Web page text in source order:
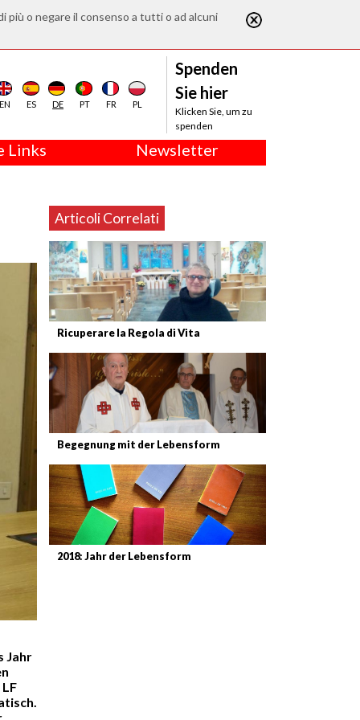
più o negare il consenso a tutti o ad alcuni
EN ES DE PT FR PL
Spenden
Sie hier
Klicken Sie, um zu
spenden
Links Newsletter
Articoli Correlati
Ricuperare la Regola di Vita
Begegnung mit der Lebensform
2018: Jahr der Lebensform
Jahr